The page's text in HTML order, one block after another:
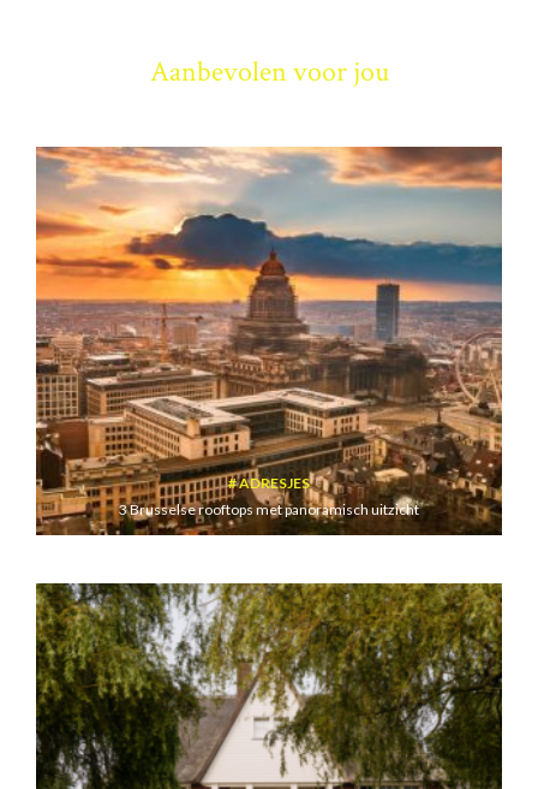
Aanbevolen voor jou
ADRESJES
3 Brusselse rooftops met panoramisch uitzicht